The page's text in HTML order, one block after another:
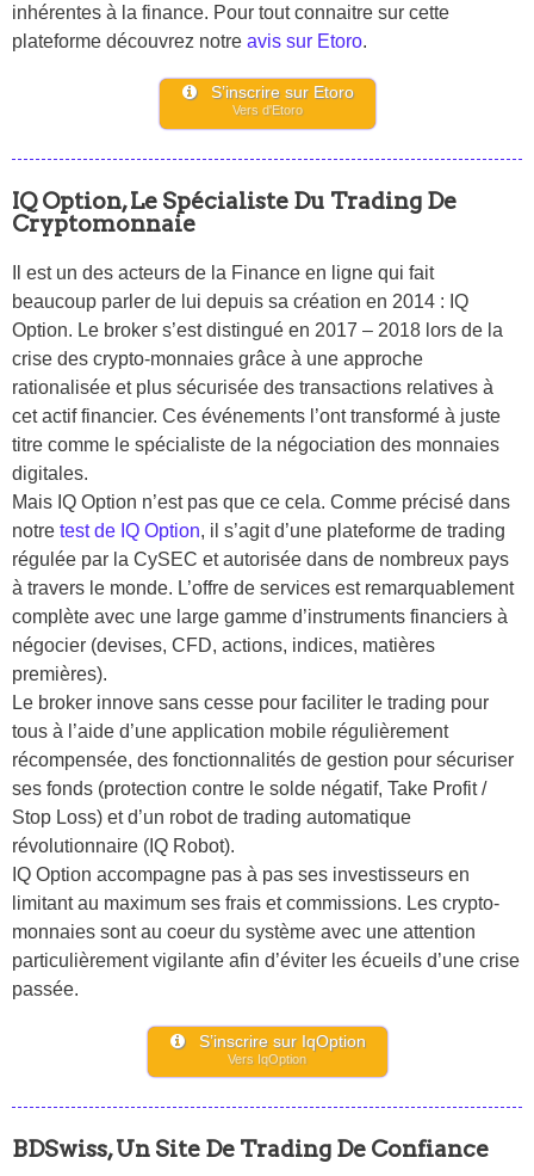
inhérentes à la finance. Pour tout connaitre sur cette
plateforme découvrez notre avis sur Etoro.
S’inscrire sur Etoro
Vers d'Etoro
IQ Option, Le Spécialiste Du Trading De
Cryptomonnaie
Il est un des acteurs de la Finance en ligne qui fait
beaucoup parler de lui depuis sa création en 2014 : IQ
Option. Le broker s’est distingué en 2017 – 2018 lors de la
crise des crypto-monnaies grâce à une approche
rationalisée et plus sécurisée des transactions relatives à
cet actif financier. Ces événements l’ont transformé à juste
titre comme le spécialiste de la négociation des monnaies
digitales.
Mais IQ Option n’est pas que ce cela. Comme précisé dans
notre test de IQ Option, il s’agit d’une plateforme de trading
régulée par la CySEC et autorisée dans de nombreux pays
à travers le monde. L’offre de services est remarquablement
complète avec une large gamme d’instruments financiers à
négocier (devises, CFD, actions, indices, matières
premières).
Le broker innove sans cesse pour faciliter le trading pour
tous à l’aide d’une application mobile régulièrement
récompensée, des fonctionnalités de gestion pour sécuriser
ses fonds (protection contre le solde négatif, Take Profit /
Stop Loss) et d’un robot de trading automatique
révolutionnaire (IQ Robot).
IQ Option accompagne pas à pas ses investisseurs en
limitant au maximum ses frais et commissions. Les crypto-
monnaies sont au coeur du système avec une attention
particulièrement vigilante afin d’éviter les écueils d’une crise
passée.
S’inscrire sur IqOption
Vers IqOption
BDSwiss, Un Site De Trading De Confiance